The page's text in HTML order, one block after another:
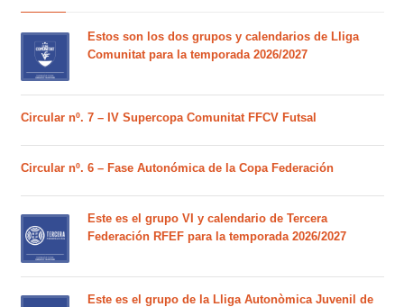
Estos son los dos grupos y calendarios de Lliga
Comunitat para la temporada 2026/2027
Circular nº. 7 – IV Supercopa Comunitat FFCV Futsal
Circular nº. 6 – Fase Autonómica de la Copa Federación
Este es el grupo VI y calendario de Tercera
Federación RFEF para la temporada 2026/2027
Este es el grupo de la Lliga Autonòmica Juvenil de